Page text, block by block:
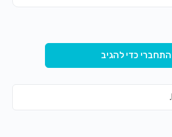
התחברי כדי להגיב